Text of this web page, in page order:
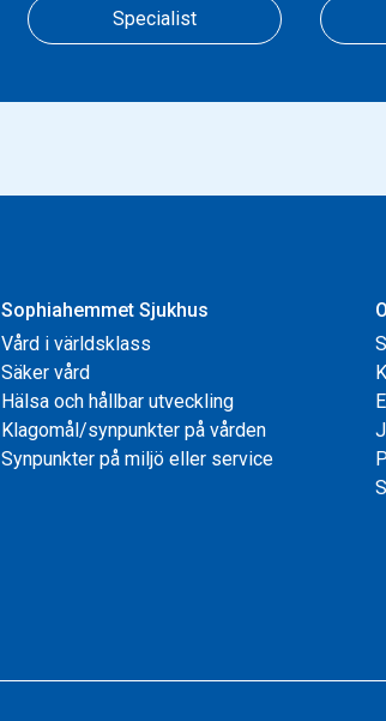
Specialist
Sophiahemmet Sjukhus
Vård i världsklass
Säker vård
Hälsa och hållbar utveckling
Klagomål/synpunkter på vården
Synpunkter på miljö eller service